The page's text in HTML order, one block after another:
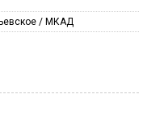
/ МКАД